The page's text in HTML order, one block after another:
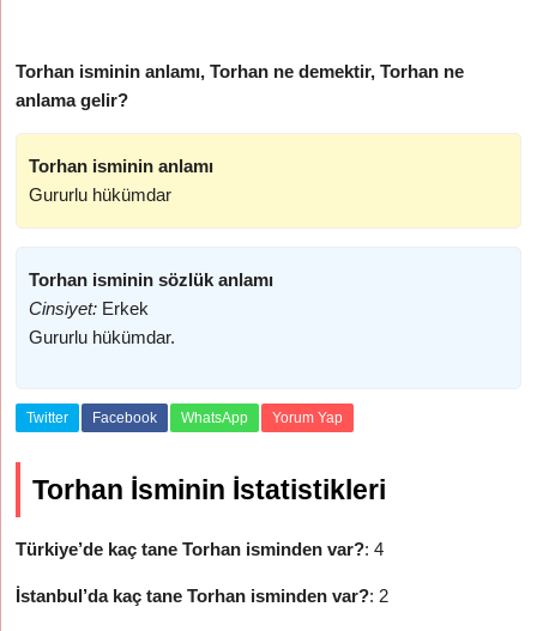
Torhan isminin anlamı, Torhan ne demektir, Torhan ne
anlama gelir?
Torhan isminin anlamı
Gururlu hükümdar
Torhan isminin sözlük anlamı
Cinsiyet: Erkek
Gururlu hükümdar.
Twitter Facebook WhatsApp Yorum Yap
Torhan İsminin İstatistikleri
Türkiye’de kaç tane Torhan isminden var?: 4
İstanbul’da kaç tane Torhan isminden var?: 2